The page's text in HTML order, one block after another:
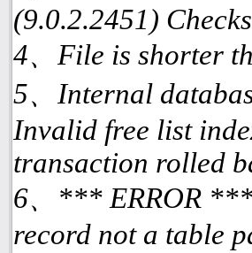
(9.0.2.2451)
4、File is shorter
5、Internal
Invalid free list
transaction rolled
6、*** ERROR ***
record not a table